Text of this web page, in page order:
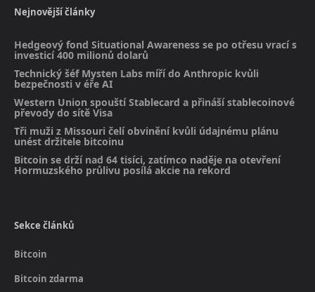
Nejnovější články
Hedgeový fond Situational Awareness se po otřesu vrací s
investicí 400 milionů dolarů
Technický šéf Mysten Labs míří do Anthropic kvůli
bezpečnosti v éře AI
Western Union spouští Stablecard a přináší stablecoinové
převody do sítě Visa
Tři muži z Missouri čelí obvinění kvůli údajnému plánu
unést držitele bitcoinu
Bitcoin se drží nad 64 tisíci, zatímco naděje na otevření
Hormuzského průlivu posílá akcie na rekord
Sekce článků
Bitcoin
Bitcoin zdarma